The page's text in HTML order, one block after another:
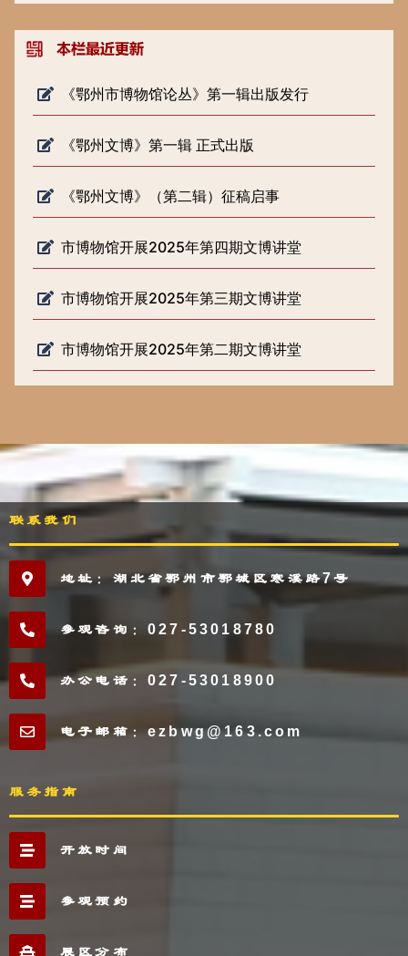
《鄂州市博物馆论丛》第一辑出版发行
《鄂州文博》第一辑 正式出版
《鄂州文博》（第二辑）征稿启事
市博物馆开展2025年第四期文博讲堂
市博物馆开展2025年第三期文博讲堂
市博物馆开展2025年第二期文博讲堂
联系我们
地址：湖北省鄂州市鄂城区寒溪路7号
参观咨询：027-53018780
办公电话：027-53018900
电子邮箱：ezbwg@163.com
服务指南
开放时间
参观预约
展区分布